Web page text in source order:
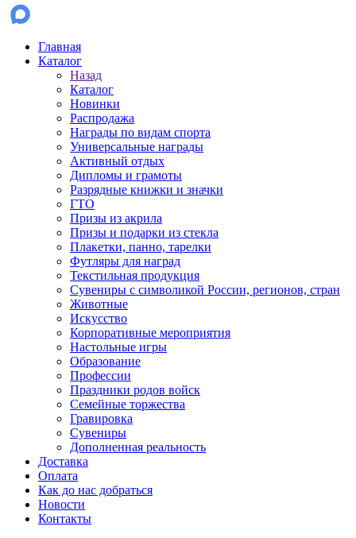
Главная
Каталог
Назад
Каталог
Новинки
Распродажа
Награды по видам спорта
Универсальные награды
Активный отдых
Дипломы и грамоты
Разрядные книжки и значки
ГТО
Призы из акрила
Призы и подарки из стекла
Плакетки, панно, тарелки
Футляры для наград
Текстильная продукция
Сувениры с символикой России, регионов, стран
Животные
Искусство
Корпоративные мероприятия
Настольные игры
Образование
Профессии
Праздники родов войск
Семейные торжества
Гравировка
Сувениры
Дополненная реальность
Доставка
Оплата
Как до нас добраться
Новости
Контакты